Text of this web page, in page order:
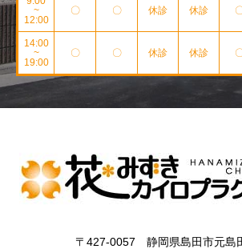
~
12:00
〇 〇 休診 休診
14:00
~
19:00
〇 〇 休診 休診
〒427-0057 静岡県島田市元島